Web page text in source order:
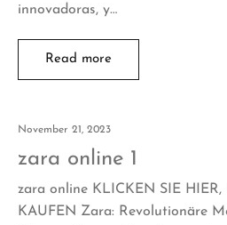
innovadoras, y…
Read more
November 21, 2023
zara online 1
zara online KLICKEN SIE HIER,
KAUFEN Zara: Revolutionäre